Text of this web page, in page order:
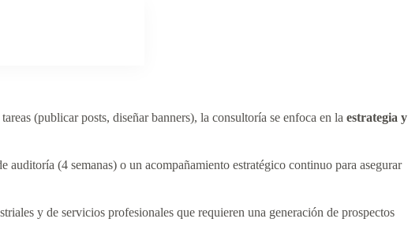
(publicar posts, diseñar banners), la consultoría se enfoca en la estrategia y
(4 semanas) o un acompañamiento estratégico continuo para asegurar
y de servicios profesionales que requieren una generación de prospectos